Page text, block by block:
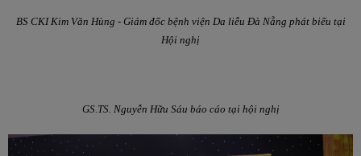
BS CKI Kim Văn Hùng - Giám đốc bệnh viện Da liễu Đà Nẵng phát biểu tại
Hội nghị
GS.TS. Nguyễn Hữu Sáu báo cáo tại hội nghị